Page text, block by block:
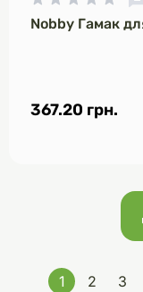
Nobby Гамак
367.20 грн.
1 2 3